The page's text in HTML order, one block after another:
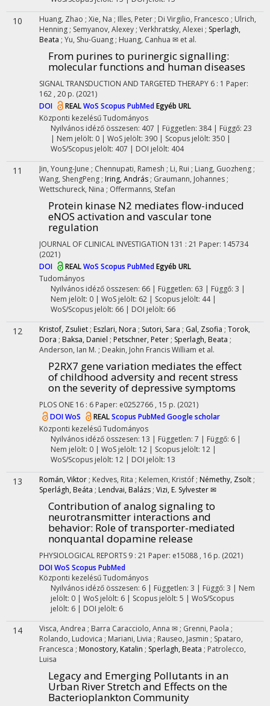
10 Huang, Zhao ; Xie, Na ; Illes, Peter ; Di Virgilio, Francesco ; Ulrich,
Henning ; Semyanov, Alexey ; Verkhratsky, Alexei ; Sperlagh,
Beata ; Yu, Shu-Guang ; Huang, Canhua ✉ et al.
From purines to purinergic signalling:
molecular functions and human diseases
SIGNAL TRANSDUCTION AND TARGETED THERAPY 6 : 1 Paper:
162 , 20 p. (2021)
DOI
REALWoS Scopus PubMedEgyéb URL
Központi kezelésűTudományos
Nyilvános idéző összesen: 407 | Független: 384 | Függő: 23
| Nem jelölt: 0 | WoS jelölt: 390 | Scopus jelölt: 350 |
WoS/Scopus jelölt: 407 | DOI jelölt: 404
11 Jin, Young-June ; Chennupati, Ramesh ; Li, Rui ; Liang, Guozheng ;
Wang, ShengPeng ; Iring, András ; Graumann, Johannes ;
Wettschureck, Nina ; Offermanns, Stefan
Protein kinase N2 mediates flow-induced
eNOS activation and vascular tone
regulation
JOURNAL OF CLINICAL INVESTIGATION 131 : 21 Paper: 145734
(2021)
DOI
REALWoS Scopus PubMedEgyéb URL
Tudományos
Nyilvános idéző összesen: 66| Független: 63 | Függő: 3 |
Nem jelölt: 0 | WoS jelölt: 62 | Scopus jelölt: 44 |
WoS/Scopus jelölt: 66 | DOI jelölt: 66
12 Kristof, Zsuliet ; Eszlari, Nora ; Sutori, Sara ; Gal, Zsofia ; Torok,
Dora ; Baksa, Daniel ; Petschner, Peter ; Sperlagh, Beata ;
Anderson, Ian M. ; Deakin, John Francis William et al.
P2RX7 gene variation mediates the effect
of childhood adversity and recent stress
on the severity of depressive symptoms
PLOS ONE 16 : 6 Paper: e0252766 , 15 p. (2021)
DOIWoS REALScopus PubMedGoogle scholar
Központi kezelésűTudományos
Nyilvános idéző összesen: 13 | Független: 7 | Függő: 6 |
Nem jelölt: 0 | WoS jelölt: 12 | Scopus jelölt: 12 |
WoS/Scopus jelölt: 12 | DOI jelölt: 13
13 Román, Viktor ; Kedves, Rita ; Kelemen, Kristóf ; Némethy, Zsolt ;
Sperlágh, Beáta ; Lendvai, Balázs ; Vizi, E. Sylvester ✉
Contribution of analog signaling to
neurotransmitter interactions and
behavior: Role of transporter-mediated
nonquantal dopamine release
PHYSIOLOGICAL REPORTS 9 : 21 Paper: e15088 , 16 p. (2021)
DOIWoS Scopus PubMed
Központi kezelésűTudományos
Nyilvános idéző összesen: 6| Független: 3 | Függő: 3 | Nem
jelölt: 0 | WoS jelölt: 6 | Scopus jelölt: 5 | WoS/Scopus
jelölt: 6 | DOI jelölt: 6
14 Visca, Andrea ; Barra Caracciolo, Anna ✉ ; Grenni, Paola ;
Rolando, Ludovica ; Mariani, Livia ; Rauseo, Jasmin ; Spataro,
Francesca ; Monostory, Katalin ; Sperlagh, Beata ; Patrolecco,
Luisa
Legacy and Emerging Pollutants in an
Urban River Stretch and Effects on the
Bacterioplankton Community